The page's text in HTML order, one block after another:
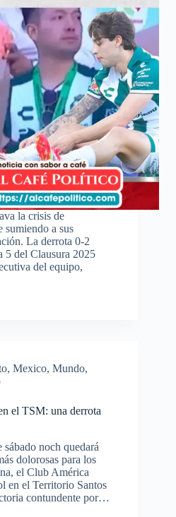
la crisis de
sumiendo a sus
La derrota 0-2
5 del Clausura 2025
del equipo,
, Mexico, Mundo,
el TSM: una derrota
noch quedará
dolorosas para los
el Club América
en el Territorio Santos
contundente por…